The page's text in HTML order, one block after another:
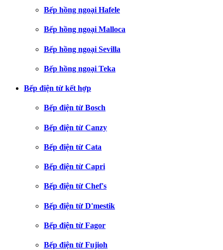
Bếp hồng ngoại Hafele
Bếp hồng ngoại Malloca
Bếp hồng ngoại Sevilla
Bếp hồng ngoại Teka
Bếp điện từ kết hợp
Bếp điện từ Bosch
Bếp điện từ Canzy
Bếp điện từ Cata
Bếp điện từ Capri
Bếp điện từ Chef's
Bếp điện từ D'mestik
Bếp điện từ Fagor
Bếp điện từ Fujioh